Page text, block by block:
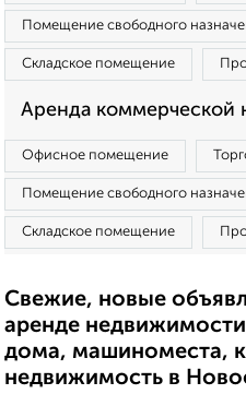
Помещение свободного
Складское помещение
Аренда коммерческой
Офисное помещение
Помещение свободного
Складское помещение
Свежие, новые
аренде
дома, машиноместа,
недвижимость в